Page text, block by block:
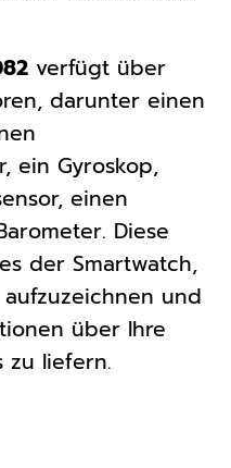
verfügt über
darunter einen
ein Gyroskop,
einen
Diese
der Smartwatch,
und
über Ihre
zu liefern.